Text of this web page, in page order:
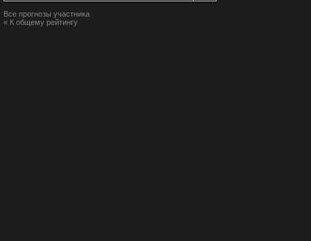
Все прогнозы участника
« К общему рейтингу